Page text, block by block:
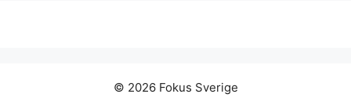
© 2026 Fokus Sverige